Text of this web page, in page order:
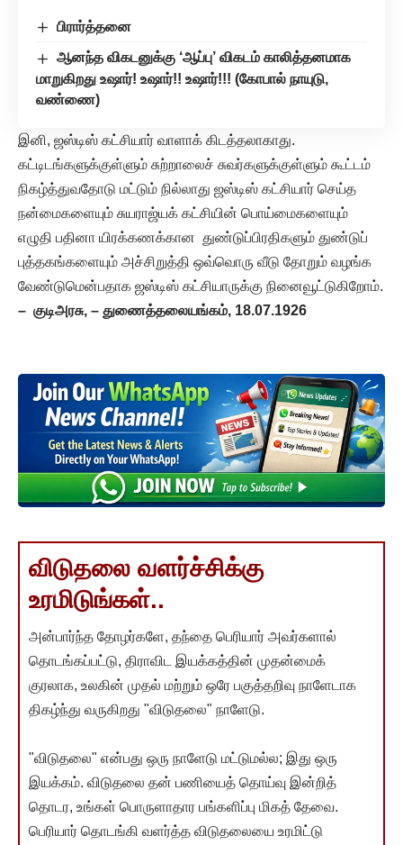
பிரார்த்தனை
ஆனந்த விகடனுக்கு ‘ஆப்பு’ விகடம் காலித்தனமாக
மாறுகிறது உஷார்! உஷார்!! உஷார்!!! (கோபால் நாயுடு,
வண்ணை)
இனி, ஜஸ்டிஸ் கட்சியார் வாளாக் கிடத்தலாகாது.
கட்டிடங்களுக்குள்ளும் சுற்றாலைச் சுவர்களுக்குள்ளும் கூட்டம்
நிகழ்த்துவதோடு மட்டும் நில்லாது ஜஸ்டிஸ் கட்சியார் செய்த
நன்மைகளையும் சுயராஜ்யக் கட்சியின் பொய்மைகளையும்
எழுதி பதினா யிரக்கணக்கான துண்டுப்பிரதிகளும் துண்டுப்
புத்தகங்களையும் அச்சிறுத்தி ஒவ்வொரு வீடு தோறும் வழங்க
வேண்டுமென்பதாக ஜஸ்டிஸ் கட்சியாருக்கு நினைவூட்டுகிறோம்.
– குடிஅரசு, – துணைத்தலையங்கம், 18.07.1926
விடுதலை வளர்ச்சிக்கு
உரமிடுங்கள்..
அன்பார்ந்த தோழர்களே, தந்தை பெரியார் அவர்களால்
தொடங்கப்பட்டு, திராவிட இயக்கத்தின் முதன்மைக்
குரலாக, உலகின் முதல் மற்றும் ஒரே பகுத்தறிவு நாளேடாக
திகழ்ந்து வருகிறது "விடுதலை" நாளேடு.
"விடுதலை" என்பது ஒரு நாளேடு மட்டுமல்ல; இது ஒரு
இயக்கம். விடுதலை தன் பணியைத் தொய்வு இன்றித்
தொடர, உங்கள் பொருளாதார பங்களிப்பு மிகத் தேவை.
பெரியார் தொடங்கி வளர்த்த விடுதலையை உரமிட்டு